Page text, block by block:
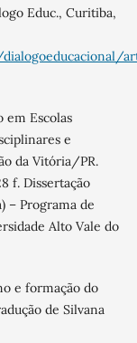
Educ., Curitiba,
em Escolas
e
da Vitória/PR.
f. Dissertação
– Programa de
Alto Vale do
e formação do
de Silvana